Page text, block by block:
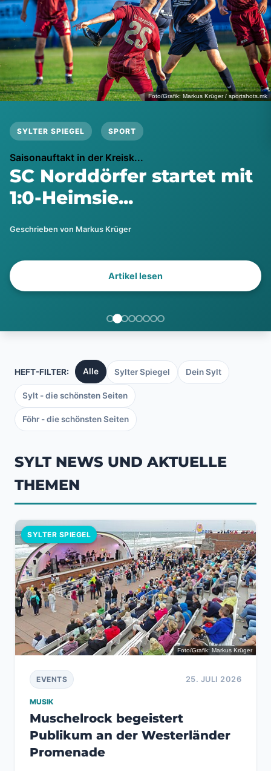
Foto/Grafik: Markus Krüger / sportshots.mk
SYLTER SPIEGEL SPORT
Saisonauftakt in der Kreisk...
SC Norddörfer startet mit
1:0-Heimsie...
Geschrieben von Markus Krüger
Artikel lesen
HEFT-FILTER: Alle Sylter Spiegel Dein Sylt
Sylt - die schönsten Seiten
Föhr - die schönsten Seiten
SYLT NEWS UND AKTUELLE
THEMEN
SYLTER SPIEGEL
Foto/Grafik: Markus Krüger
25. JULI 2026
EVENTS
MUSIK
Muschelrock begeistert
Publikum an der Westerländer
Promenade